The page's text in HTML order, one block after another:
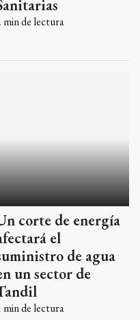
min de lectura
corte de energía
el
de agua
un sector de
min de lectura